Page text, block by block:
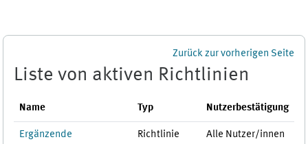
Zurück zur vorherigen Seite
Liste von aktiven Richtlinien
Name Typ Nutzerbestätigung
Ergänzende
Richtlinie
Alle Nutzer/innen